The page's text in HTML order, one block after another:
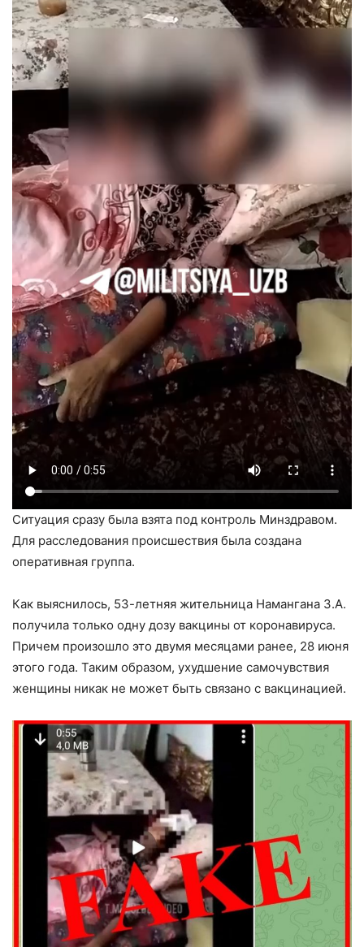
Ситуация сразу была взята под контроль Минздравом.
Для расследования происшествия была создана
оперативная группа.
Как выяснилось, 53-летняя жительница Намангана З.А.
получила только одну дозу вакцины от коронавируса.
Причем произошло это двумя месяцами ранее, 28 июня
этого года. Таким образом, ухудшение самочувствия
женщины никак не может быть связано с вакцинацией.